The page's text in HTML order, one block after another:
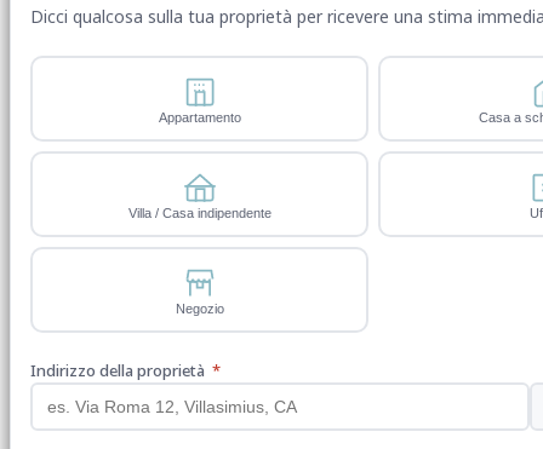
Dicci qualcosa sulla tua proprietà per ricevere una stima
Appartamento Casa a
Villa / Casa indipendente
Negozio
Indirizzo della proprietà *